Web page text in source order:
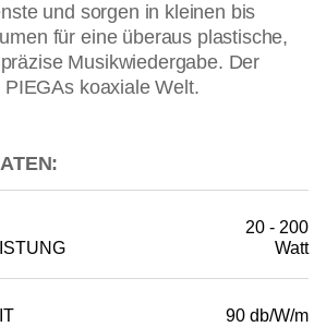
und sorgen in kleinen bis
für eine überaus plastische,
Musikwiedergabe. Der
koaxiale Welt.
20 - 200
Watt
90 db/W/m